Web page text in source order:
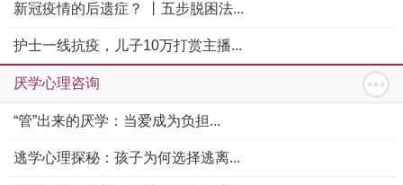
新冠疫情的后遗症？ 丨五步脱困法...
护士一线抗疫，儿子10万打赏主播...
厌学心理咨询
“管”出来的厌学：当爱成为负担...
逃学心理探秘：孩子为何选择逃离...